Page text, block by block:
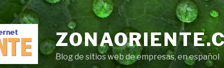
Blog de sitios web de empresas, en español